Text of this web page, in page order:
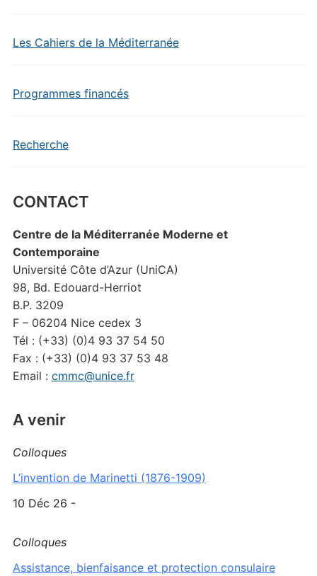
Les Cahiers de la Méditerranée
Programmes financés
Recherche
CONTACT
Centre de la Méditerranée Moderne et
Contemporaine
Université Côte d’Azur (UniCA)
98, Bd. Edouard-Herriot
B.P. 3209
F – 06204 Nice cedex 3
Tél : (+33) (0)4 93 37 54 50
Fax : (+33) (0)4 93 37 53 48
Email : cmmc@unice.fr
A venir
Colloques
L’invention de Marinetti (1876-1909)
10 Déc 26 -
Colloques
Assistance, bienfaisance et protection consulaire